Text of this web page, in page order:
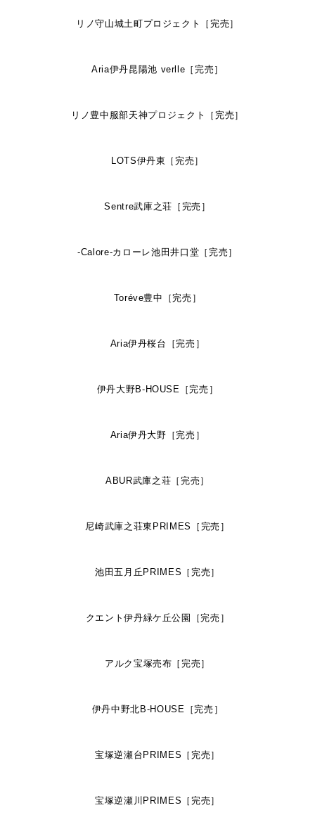
リノ守山城土町プロジェクト［完売］
Aria伊丹昆陽池 verlle［完売］
リノ豊中服部天神プロジェクト［完売］
LOTS伊丹東［完売］
Sentre武庫之荘［完売］
-Calore-カローレ池田井口堂［完売］
Toréve豊中［完売］
Aria伊丹桜台［完売］
伊丹大野B-HOUSE［完売］
Aria伊丹大野［完売］
ABUR武庫之荘［完売］
尼崎武庫之荘東PRIMES［完売］
池田五月丘PRIMES［完売］
クエント伊丹緑ケ丘公園［完売］
アルク宝塚売布［完売］
伊丹中野北B-HOUSE［完売］
宝塚逆瀬台PRIMES［完売］
宝塚逆瀬川PRIMES［完売］